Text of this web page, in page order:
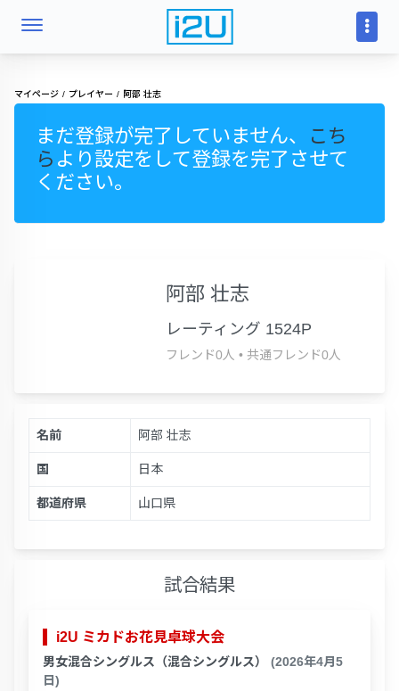
マイページ プレイヤー 阿部 壮志
まだ登録が完了していません、
こち
ら より設定をして登録を完了させて
ください。
阿部 壮志
レーティング 1524P
フレンド0人 • 共通フレンド0人
名前 阿部 壮志
国 日本
都道府県 山口県
試合結果
i2U ミカドお花見卓球大会
男女混合シングルス（混合シングルス）
(2026年4月5
日)